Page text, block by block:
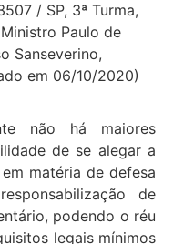
/ SP, 3ª Turma,
Ministro Paulo de
Sanseverino,
em 06/10/2020)
não há maiores
de se alegar a
matéria de defesa
de
podendo o réu
legais mínimos